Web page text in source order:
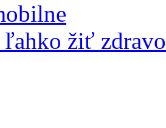
ľahko žiť zdravo